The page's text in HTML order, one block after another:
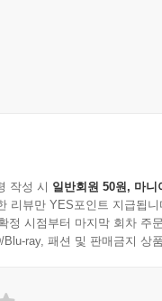
작성 시 일반회원 50원, 마니
리뷰만 YES포인트 지급됩니
정 시점부터 마지막 회차 주
Blu-ray, 패션 및 판매금지 상